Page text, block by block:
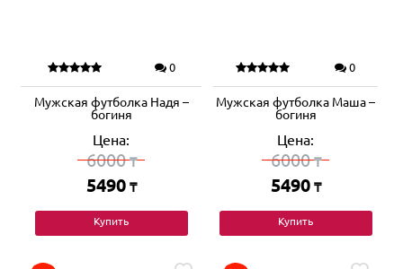
0
Мужская футболка Надя –
богиня
Цена:
6000₸
5490 ₸
Купить
0
Мужская футболка Маша –
богиня
Цена:
6000₸
5490 ₸
Купить